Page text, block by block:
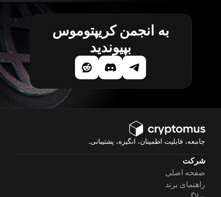
به انجمن کریپتوموس
بپیوندید
جامعه، قابلیت اطمینان، انگیزه، پشتیبانی.
شرکت
صفحه اصلی
راهنمای برند